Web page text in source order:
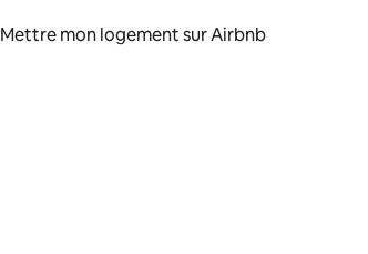
Mettre mon logement sur Airbnb